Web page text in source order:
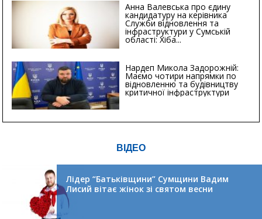
Анна Валевська про єдину
кандидатуру на керівника
Служби відновлення та
інфраструктури у Сумській
області: Хіба...
Нардеп Микола Задорожній:
Маємо чотири напрямки по
відновленню та будівництву
критичної інфраструктури
ВІДЕО
Лідер “Батьківщини” Сумщини Вадим
Лисий вітає жінок зі святом весни